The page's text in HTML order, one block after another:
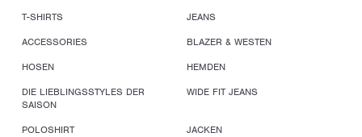
T-SHIRTS
JEANS
ACCESSORIES
BLAZER & WESTEN
HOSEN
HEMDEN
DIE LIEBLINGSSTYLES DER
SAISON
WIDE FIT JEANS
POLOSHIRT
JACKEN